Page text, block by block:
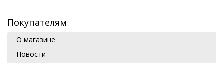
Покупателям
О магазине
Новости